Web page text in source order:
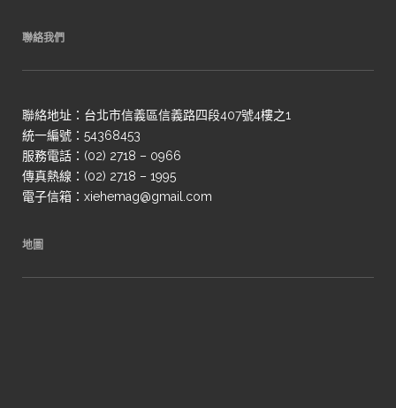
聯絡我們
聯絡地址：台北市信義區信義路四段407號4樓之1
統一編號：54368453
服務電話：(02) 2718 – 0966
傳真熱線：(02) 2718 – 1995
電子信箱：xiehemag@gmail.com
地圖